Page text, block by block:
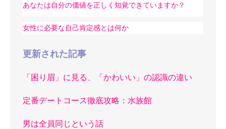
あなたは自分の価値を正しく知覚できていますか？
女性に必要な自己肯定感とは何か
更新された記事
「困り眉」に見る、「かわいい」の認識の違い
定番デートコース徹底攻略：水族館
男は全員同じという話